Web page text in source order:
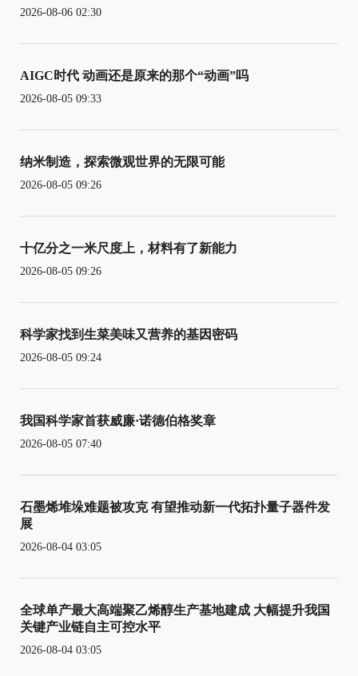
2026-08-06 02:30
AIGC时代 动画还是原来的那个“动画”吗
2026-08-05 09:33
纳米制造，探索微观世界的无限可能
2026-08-05 09:26
十亿分之一米尺度上，材料有了新能力
2026-08-05 09:26
科学家找到生菜美味又营养的基因密码
2026-08-05 09:24
我国科学家首获威廉·诺德伯格奖章
2026-08-05 07:40
石墨烯堆垛难题被攻克 有望推动新一代拓扑量子器件发
展
2026-08-04 03:05
全球单产最大高端聚乙烯醇生产基地建成 大幅提升我国
关键产业链自主可控水平
2026-08-04 03:05